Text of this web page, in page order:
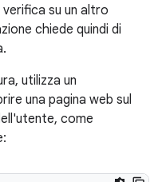
su un altro
chiede quindi di
utilizza un
una pagina web sul
come